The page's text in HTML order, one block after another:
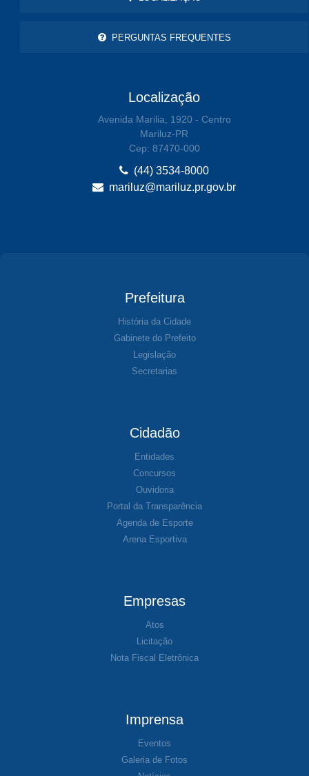
PERGUNTAS FREQUENTES
Localização
Avenida Marilia, 1920 - Centro
Mariluz-PR
Cep: 87470-000
(44) 3534-8000
mariluz@mariluz.pr.gov.br
Prefeitura
História da Cidade
Gabinete do Prefeito
Legislação
Secretarias
Cidadão
Entidades
Concursos
Ouvidoria
Portal da Transparência
Agenda de Esporte
Arena Esportiva
Empresas
Atos
Licitação
Nota Fiscal Eletrônica
Imprensa
Eventos
Galeria de Fotos